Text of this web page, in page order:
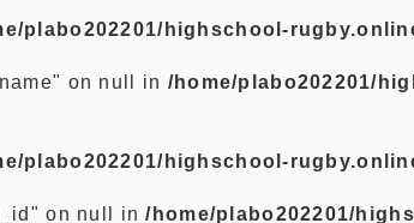
plabo202201/highschool-
on null in /home/plabo202201/
plabo202201/highschool-
on null in/home/plabo202201/